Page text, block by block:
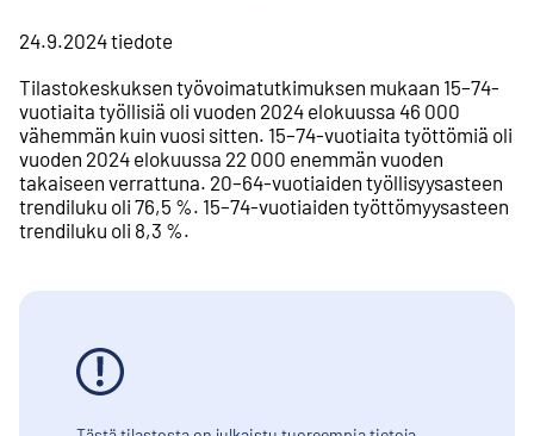
24.9.2024tiedote
Tilastokeskuksen työvoimatutkimuksen mukaan 15–74-
vuotiaita työllisiä oli vuoden 2024 elokuussa 46 000
vähemmän kuin vuosi sitten. 15–74-vuotiaita työttömiä oli
vuoden 2024 elokuussa 22 000 enemmän vuoden
takaiseen verrattuna. ⁠20–64-vuotiaiden työllisyysasteen
trendiluku oli 76,5 %. 15–74-vuotiaiden työttömyysasteen
trendiluku oli 8,3 %.